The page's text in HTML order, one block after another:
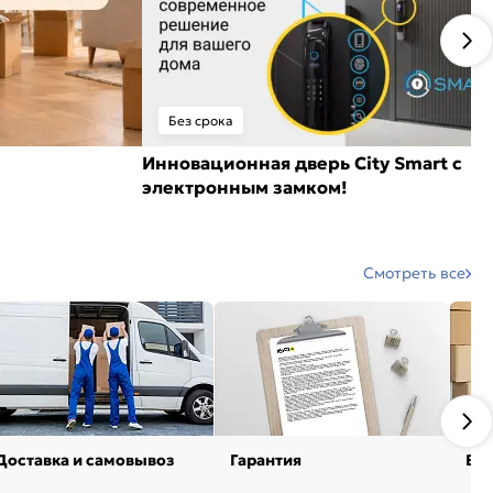
Без срока
Инновационная дверь City Smart с
электронным замком!
Смотреть все
и самовывоз Гарантия